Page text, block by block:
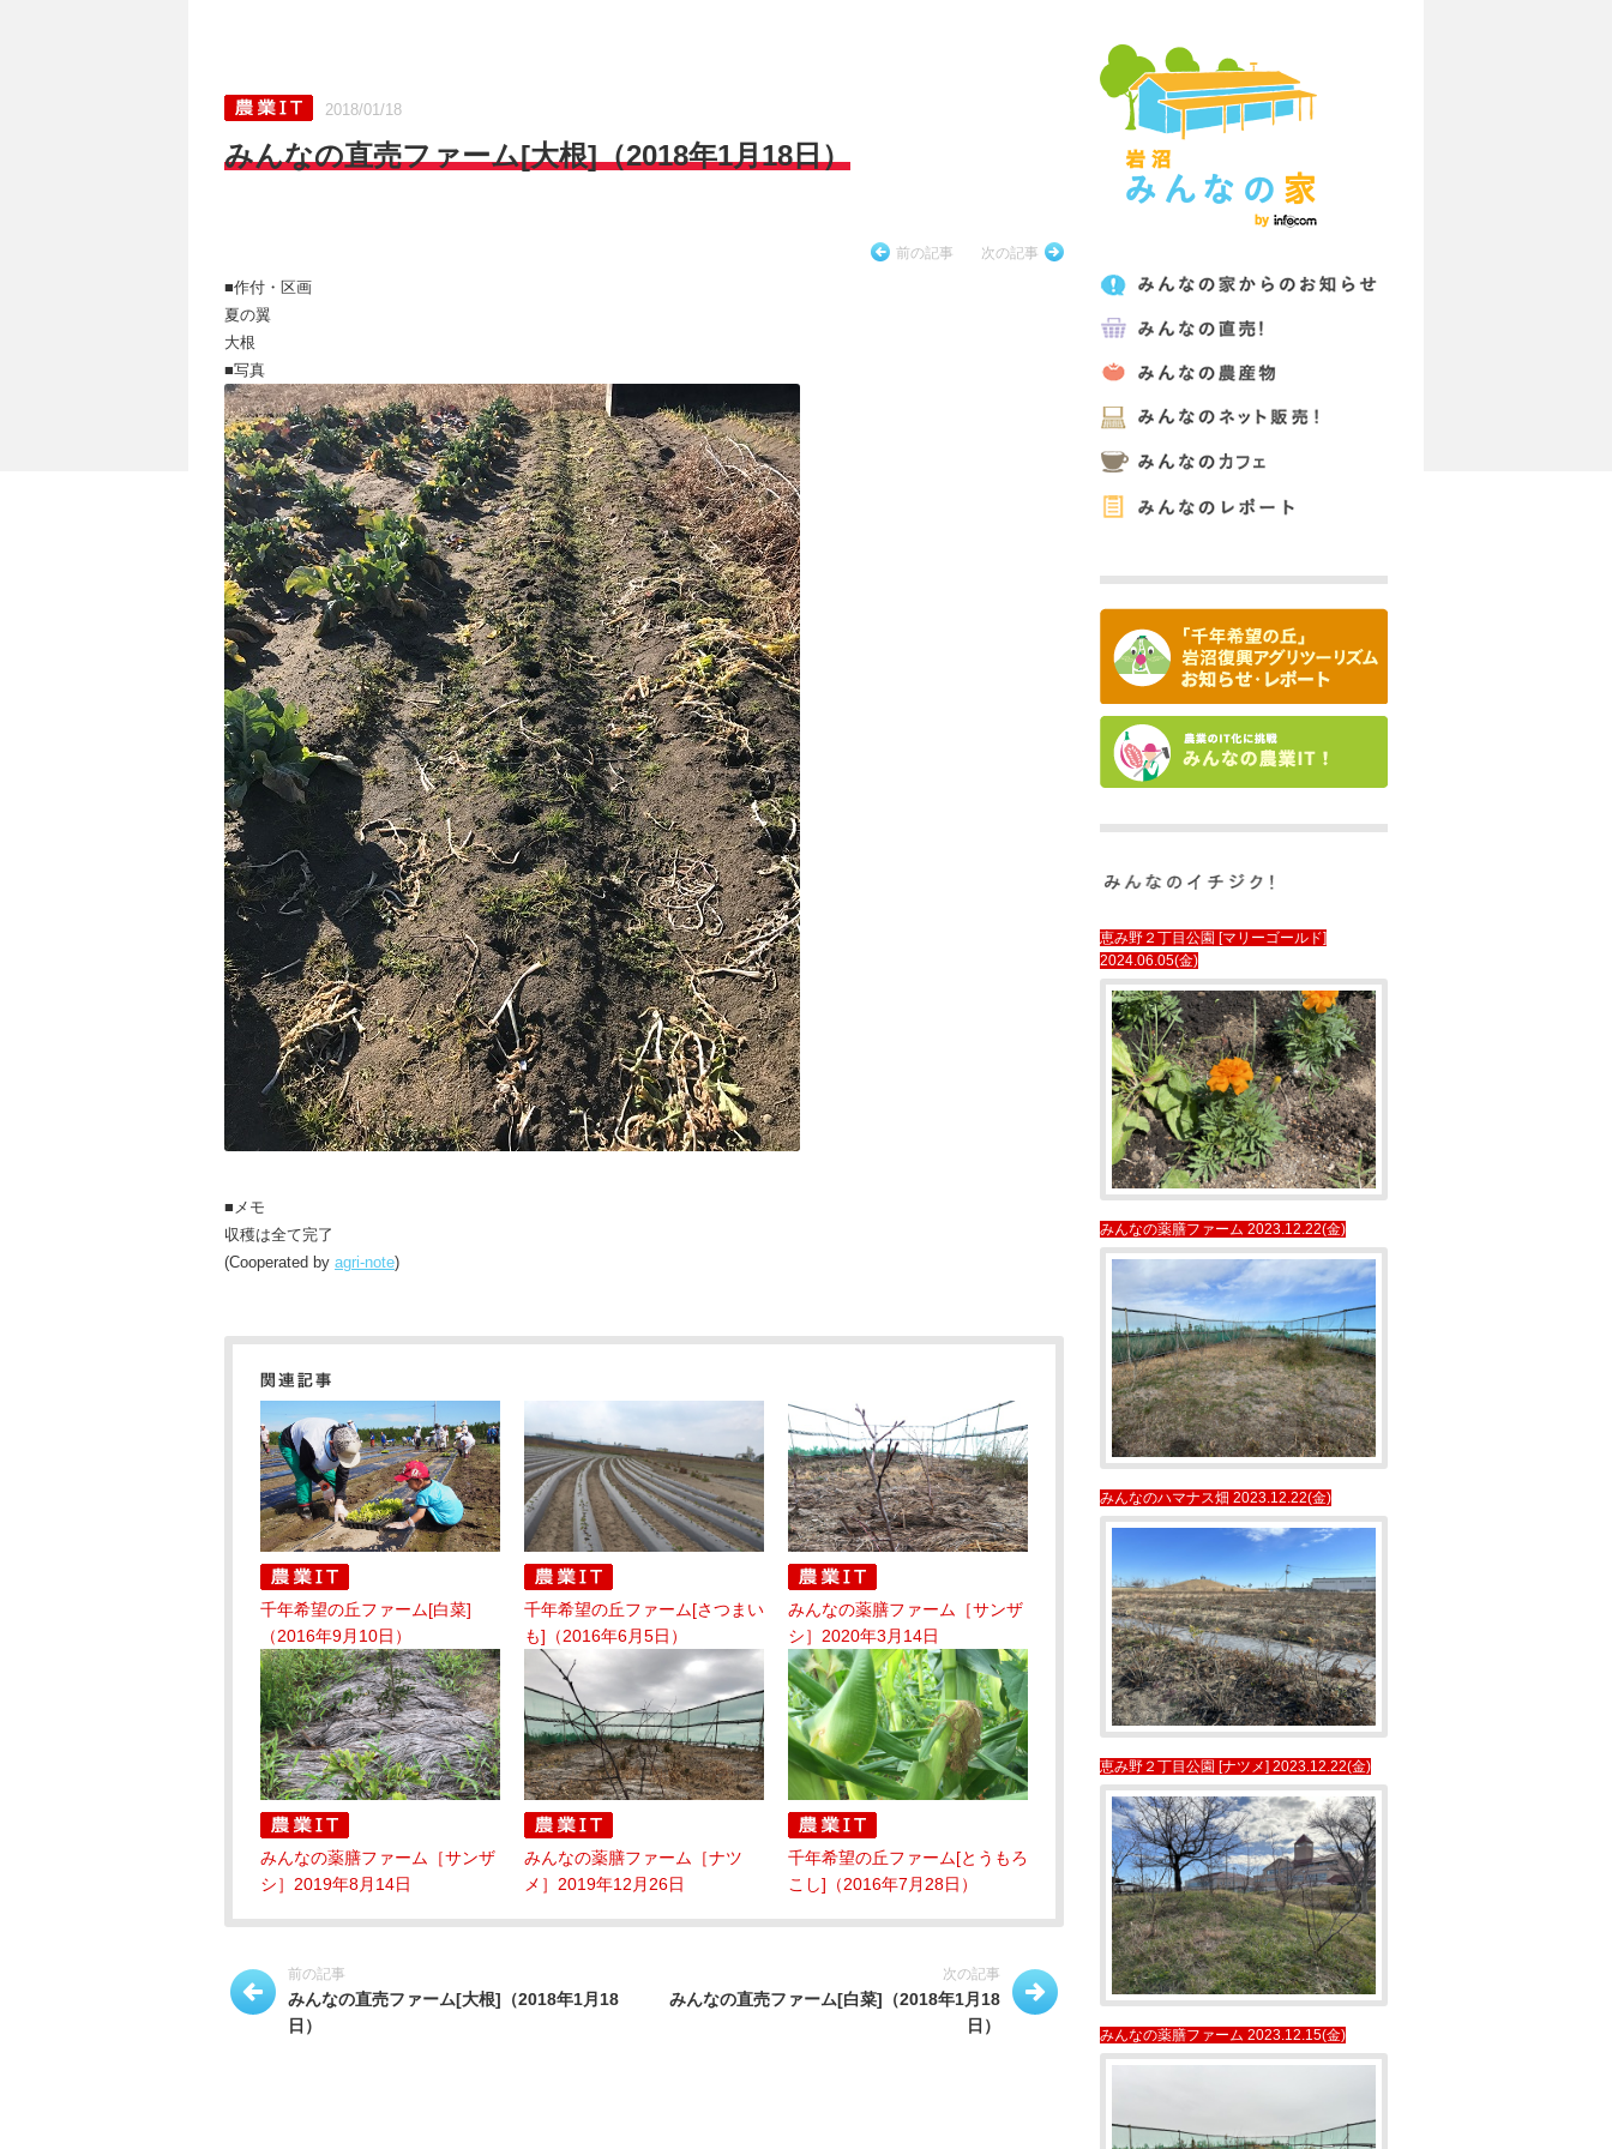
2018/01/18
みんなの直売ファーム[大根]（2018年1月18日）
前の記事 次の記事
■作付・区画
夏の翼
大根
■写真
■メモ
収穫は全て完了
(Cooperated by agri-note)
千年希望の丘ファーム[白菜]
（2016年9月10日）
千年希望の丘ファーム[さつまい
も]（2016年6月5日）
みんなの薬膳ファーム［サンザ
シ］2020年3月14日
みんなの薬膳ファーム［サンザ
シ］2019年8月14日
みんなの薬膳ファーム［ナツ
メ］2019年12月26日
千年希望の丘ファーム[とうもろ
こし]（2016年7月28日）
前の記事
みんなの直売ファーム[大根]（2018年1月18
日）
次の記事
みんなの直売ファーム[白菜]（2018年1月18
日）
恵み野２丁目公園 [マリーゴールド]
2024.06.05(金)
みんなの薬膳ファーム 2023.12.22(金)
みんなのハマナス畑 2023.12.22(金)
恵み野２丁目公園 [ナツメ] 2023.12.22(金)
みんなの薬膳ファーム 2023.12.15(金)